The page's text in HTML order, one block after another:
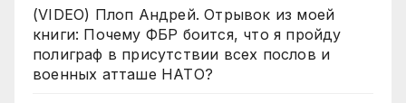
(VIDEO) Плоп Андрей. Отрывок из моей
книги: Почему ФБР боится, что я пройду
полиграф в присутствии всех послов и
военных атташе НАТО?